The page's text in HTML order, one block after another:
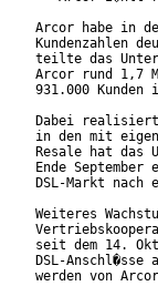
Arcor habe in
Kundenzahlen
teilte das
Arcor rund 1,7
931.000
Dabei
in den mit
Resale hat das
Ende
DSL-Markt
Weiteres
seit dem 14.
DSL-
werden von